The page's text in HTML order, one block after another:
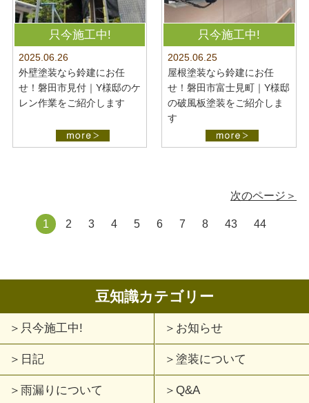
只今施工中!
2025.06.26
外壁塗装なら鈴建にお任
せ！磐田市見付｜Y様邸のケ
レン作業をご紹介します
只今施工中!
2025.06.25
屋根塗装なら鈴建にお任
せ！磐田市富士見町｜Y様邸
の破風板塗装をご紹介しま
す
1 2 3 4 5 6 7 8 43 44
次のページ＞
豆知識カテゴリー
只今施工中! お知らせ
日記 塗装について
雨漏りについて Q&A